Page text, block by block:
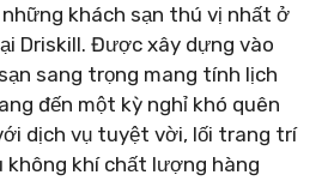
khách sạn thú vị nhất ở
Driskill. Được xây dựng vào
sang trọng mang tính lịch
đến một kỳ nghỉ khó quên
dịch vụ tuyệt vời, lối trang trí
không khí chất lượng hàng